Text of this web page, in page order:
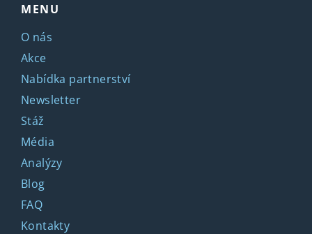
MENU
O nás
Akce
Nabídka partnerství
Newsletter
Stáž
Média
Analýzy
Blog
FAQ
Kontakty